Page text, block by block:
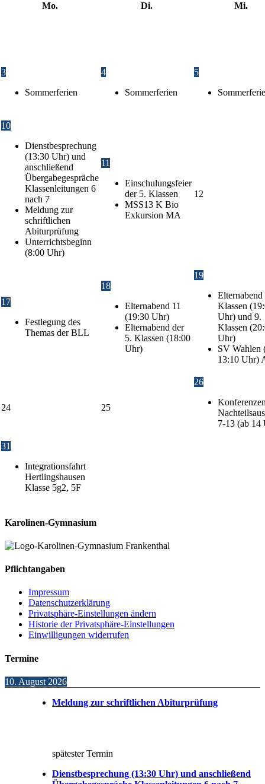
Mo. Di. Mi.
3
Sommerferien
4
Sommerferien
5
10
Dienstbesprechung
(13:30 Uhr) und
anschließend
Übergabegespräche
Klassenleitungen 6
nach 7
Meldung zur
schriftlichen
Abiturprüfung
Unterrichtsbeginn
(8:00 Uhr)
11
Einschulungsfeier
der 5. Klassen
MSS13 K Bio
Exkursion MA
12
17
Festlegung des
Themas der BLL
18
Elternabend 11
(19:30 Uhr)
Elternabend der
5. Klassen (18:00
Uhr)
19
Elternabend
Klassen
Uhr) und 9.
Klassen
Uhr)
SV Wahlen
13:10 Uhr)
24 25
26
7-13 (ab 14
31
Integrationsfahrt
Hertlingshausen
Klasse 5g2, 5F
Karolinen-Gymnasium
Pflichtangaben
Impressum
Datenschutzerklärung
Privatsphäre-Einstellungen ändern
Historie der Privatsphäre-Einstellungen
Einwilligungen widerrufen
Termine
10. August 2026
Meldung zur schriftlichen Abiturprüfung
spätester Termin
Dienstbesprechung (13:30 Uhr) und anschließend